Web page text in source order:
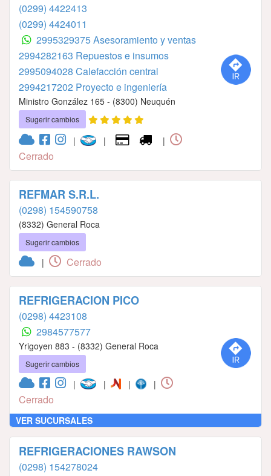
(0299) 4422413
(0299) 4424011
2995329375 Asesoramiento y ventas
2994282163⁣⁣⁣⁣⁣⁣⁣⁣⁣⁣⁣⁣⁣⁣⁣ ⁣⁣⁣⁣⁣⁣⁣⁣⁣⁣⁣⁣⁣⁣⁣Repuestos e insumos
2995094028⁣⁣⁣⁣⁣⁣⁣⁣⁣⁣⁣⁣⁣⁣⁣ Calefacción central
2994217202⁣⁣⁣⁣⁣⁣⁣⁣⁣⁣⁣⁣⁣ Proyecto e ingeniería
Ministro González 165 - (8300) Neuquén
Sugerir cambios
| | |
Cerrado
REFMAR S.R.L.
(0298) 154590758
(8332) General Roca
Sugerir cambios
| Cerrado
REFRIGERACION PICO
(0298) 4423108
2984577577
Yrigoyen 883 - (8332) General Roca
Sugerir cambios
| | | |
Cerrado
VER SUCURSALES
REFRIGERACIONES RAWSON
(0298) 154278024